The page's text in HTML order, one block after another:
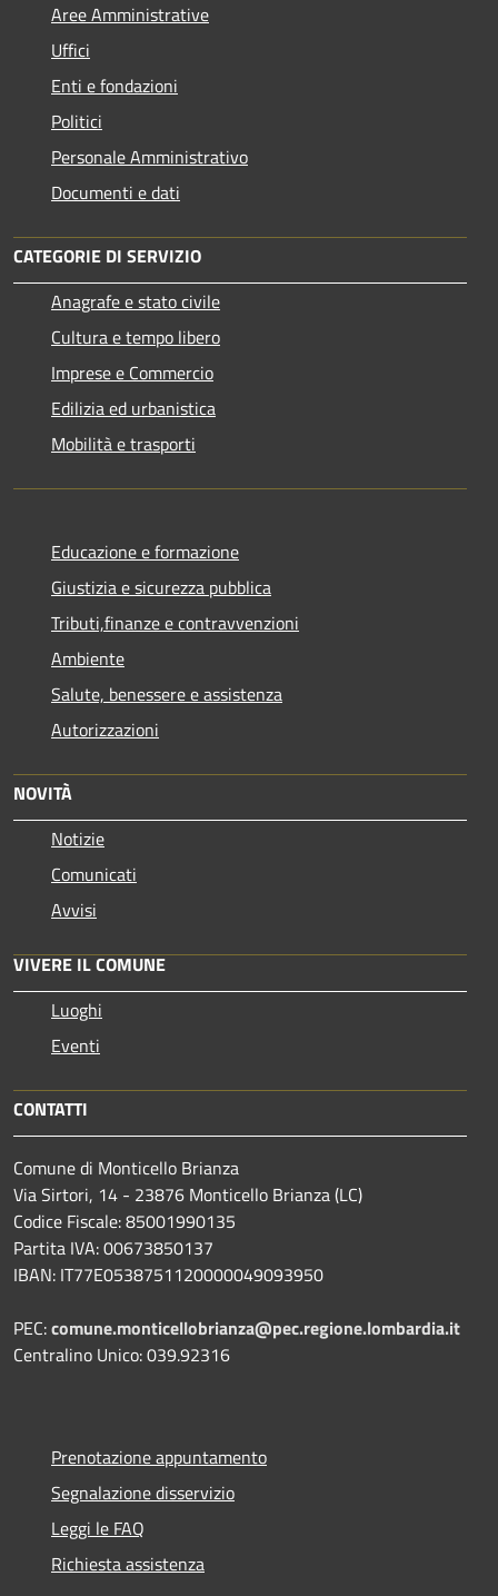
Aree Amministrative
Uffici
Enti e fondazioni
Politici
Personale Amministrativo
Documenti e dati
CATEGORIE DI SERVIZIO
Anagrafe e stato civile
Cultura e tempo libero
Imprese e Commercio
Edilizia ed urbanistica
Mobilità e trasporti
Educazione e formazione
Giustizia e sicurezza pubblica
Tributi,finanze e contravvenzioni
Ambiente
Salute, benessere e assistenza
Autorizzazioni
NOVITÀ
Notizie
Comunicati
Avvisi
VIVERE IL COMUNE
Luoghi
Eventi
CONTATTI
Comune di Monticello Brianza
Via Sirtori, 14 - 23876 Monticello Brianza (LC)
Codice Fiscale: 85001990135
Partita IVA: 00673850137
IBAN: IT77E0538751120000049093950
PEC:comune.monticellobrianza@pec.regione.lombardia.it
Centralino Unico: 039.92316
Prenotazione appuntamento
Segnalazione disservizio
Leggi le FAQ
Richiesta assistenza